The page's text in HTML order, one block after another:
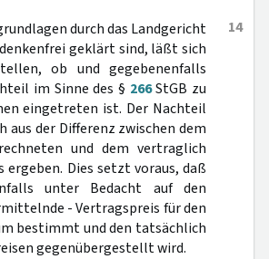
14
durch das Landgericht
geklärt sind, läßt sich
ob und gegebenenfalls
im Sinne des § 266StGB zu
eingetreten ist. Der Nachteil
aus der Differenz zwischen dem
und dem vertraglich
ergeben. Dies setzt voraus, daß
unter Bedacht auf den
- Vertragspreis für den
bestimmt und den tatsächlich
gegenübergestellt wird.